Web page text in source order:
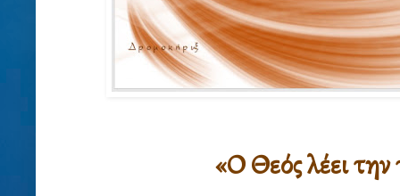
«Ο Θεός λέει